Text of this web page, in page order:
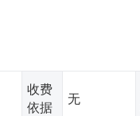
收费
依据
无